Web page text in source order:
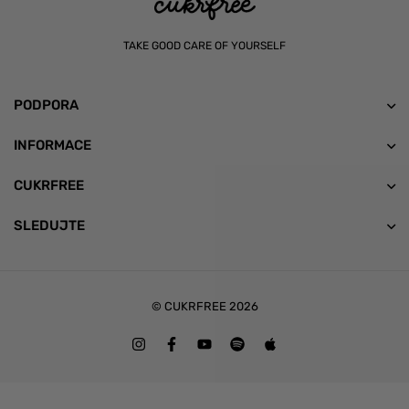
TAKE GOOD CARE OF YOURSELF
PODPORA
INFORMACE
CUKRFREE
SLEDUJTE
© CUKRFREE 2026